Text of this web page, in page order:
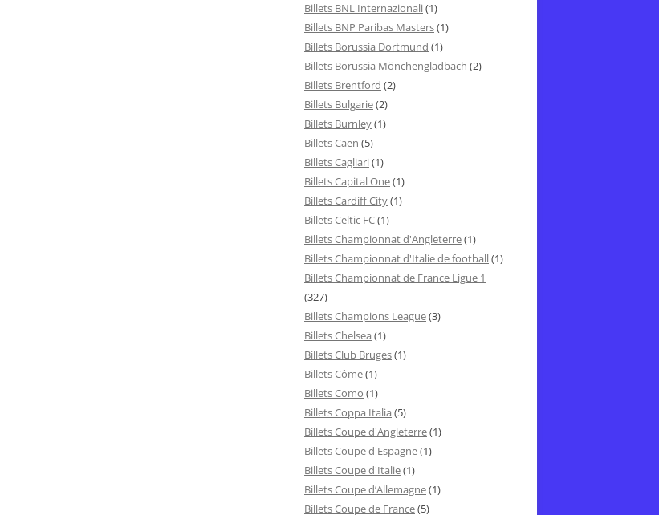
Billets BNL Internazionali(1)
Billets BNP Paribas Masters(1)
Billets Borussia Dortmund (1)
Billets Borussia Mönchengladbach (2)
Billets Brentford (2)
Billets Bulgarie(2)
Billets Burnley(1)
Billets Caen (5)
Billets Cagliari(1)
Billets Capital One(1)
Billets Cardiff City(1)
Billets Celtic FC(1)
Billets Championnat d'Angleterre(1)
Billets Championnat d'Italie de football(1)
Billets Championnat de France Ligue 1
(327)
Billets Champions League(3)
Billets Chelsea (1)
Billets Club Bruges(1)
Billets Côme(1)
Billets Como (1)
Billets Coppa Italia (5)
Billets Coupe d'Angleterre(1)
Billets Coupe d'Espagne(1)
Billets Coupe d'Italie(1)
Billets Coupe d’Allemagne(1)
Billets Coupe de France(5)